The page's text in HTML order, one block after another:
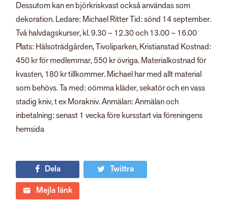
Dessutom kan en björkriskvast också användas som
dekoration. Ledare: Michael Ritter Tid: sönd 14 september.
Två halvdagskurser, kl. 9.30 – 12.30 och 13.00 – 16.00
Plats: Hälsoträdgården, Tivoliparken, Kristianstad Kostnad:
450 kr för medlemmar, 550 kr övriga. Materialkostnad för
kvasten, 180 kr tillkommer. Michael har med allt material
som behövs. Ta med: oömma kläder, sekatör och en vass
stadig kniv, t ex Morakniv. Anmälan: Anmälan och
inbetalning: senast 1 vecka före kursstart via föreningens
hemsida
Dela
Twittra
Mejla länk